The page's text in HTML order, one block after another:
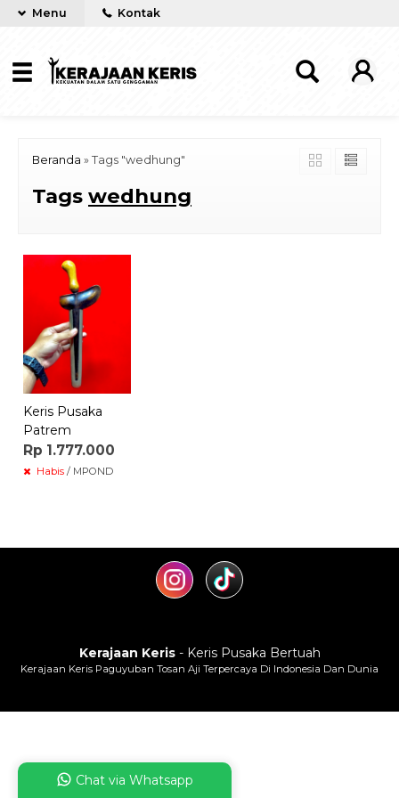
Menu Kontak
Beranda » Tags "wedhung"
Tags wedhung
Keris Pusaka
Patrem
Rp 1.777.000
Habis / MPOND
Kerajaan Keris- Keris Pusaka Bertuah
Kerajaan Keris Paguyuban Tosan Aji Terpercaya Di Indonesia Dan Dunia
Chat via Whatsapp